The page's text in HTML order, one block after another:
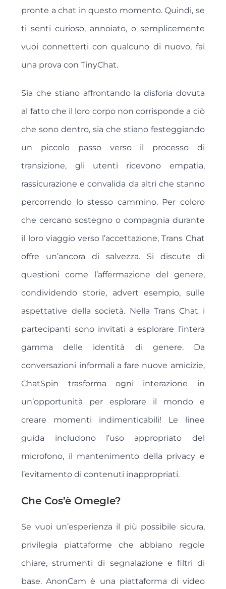
pronte a chat in questo momento. Quindi, se
ti senti curioso, annoiato, o semplicemente
vuoi connetterti con qualcuno di nuovo, fai
una prova con TinyChat.
Sia che stiano affrontando la disforia dovuta
al fatto che il loro corpo non corrisponde a ciò
che sono dentro, sia che stiano festeggiando
un piccolo passo verso il processo di
transizione, gli utenti ricevono empatia,
rassicurazione e convalida da altri che stanno
percorrendo lo stesso cammino. Per coloro
che cercano sostegno o compagnia durante
il loro viaggio verso l’accettazione, Trans Chat
offre un’ancora di salvezza. Si discute di
questioni come l’affermazione del genere,
condividendo storie, advert esempio, sulle
aspettative della società. Nella Trans Chat i
partecipanti sono invitati a esplorare l’intera
gamma delle identità di genere. Da
conversazioni informali a fare nuove amicizie,
ChatSpin trasforma ogni interazione in
un’opportunità per esplorare il mondo e
creare momenti indimenticabili! Le linee
guida includono l’uso appropriato del
microfono, il mantenimento della privacy e
l’evitamento di contenuti inappropriati.
Che Cos’è Omegle?
Se vuoi un’esperienza il più possibile sicura,
privilegia piattaforme che abbiano regole
chiare, strumenti di segnalazione e filtri di
base. AnonCam è una piattaforma di video